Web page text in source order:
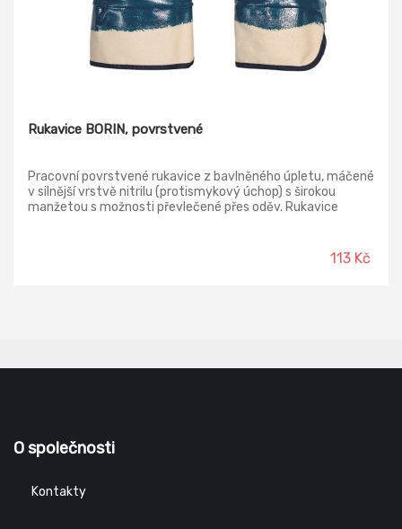
Rukavice BORIN, povrstvené
Pracovní povrstvené rukavice z bavlněného úpletu, máčené
v silnější vrstvě nitrilu (protismykový úchop) s širokou
manžetou s možnosti převlečené přes oděv. Rukavice
113 Kč
O společnosti
Kontakty